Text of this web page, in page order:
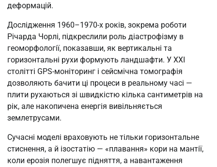
деформацій.
Дослідження 1960–1970-х років, зокрема роботи
Річарда Чорлі, підкреслили роль діастрофізму в
геоморфології, показавши, як вертикальні та
горизонтальні рухи формують ландшафти. У XXI
столітті GPS-моніторинг і сейсмічна томографія
дозволяють бачити ці процеси в реальному часі —
плити рухаються зі швидкістю кілька сантиметрів на
рік, але накопичена енергія вивільняється
землетрусами.
Сучасні моделі враховують не тільки горизонтальне
стиснення, а й ізостатію — «плавання» кори на мантії,
коли ерозія полегшує підняття, а навантаження